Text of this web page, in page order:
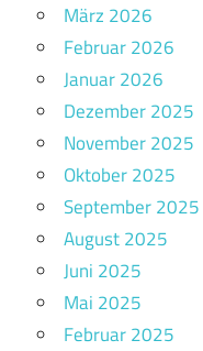
März 2026
Februar 2026
Januar 2026
Dezember 2025
November 2025
Oktober 2025
September 2025
August 2025
Juni 2025
Mai 2025
Februar 2025